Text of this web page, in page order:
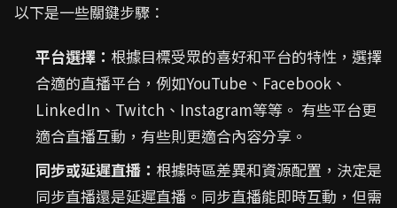
以下是一些關鍵步驟：
平台選擇： 根據目標受眾的喜好和平台的特性，選擇
合適的直播平台，例如YouTube、Facebook、
LinkedIn、Twitch、Instagram等等。 有些平台更
適合直播互動，有些則更適合內容分享。
同步或延遲直播： 根據時區差異和資源配置，決定是
同步直播還是延遲直播。同步直播能即時互動，但需